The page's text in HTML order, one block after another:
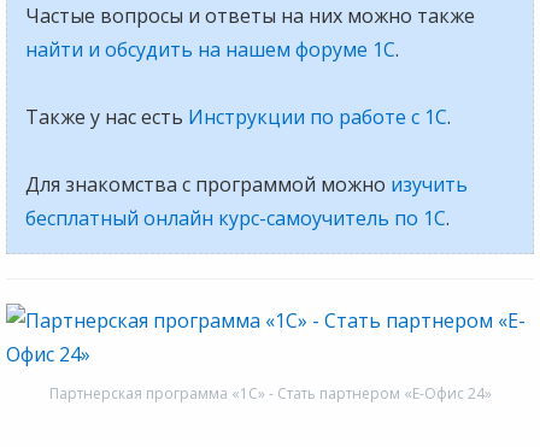
Частые вопросы и ответы на них можно также
найти и обсудить на нашем форуме 1С.
Также у нас есть Инструкции по работе с 1С.
Для знакомства с программой можно изучить
бесплатный онлайн курс-самоучитель по 1С.
Партнерская программа «1С» - Стать партнером «Е-Офис 24»